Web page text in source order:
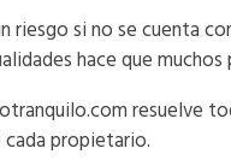
riesgo si no se cuenta
hace que
resuelve
propietario.